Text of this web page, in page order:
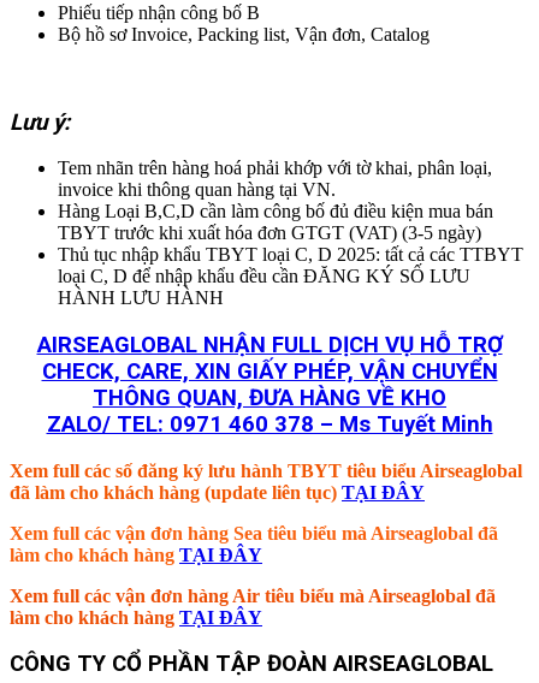
Phiếu tiếp nhận công bố B
Bộ hồ sơ Invoice, Packing list, Vận đơn, Catalog
Lưu ý:
Tem nhãn trên hàng hoá phải khớp với tờ khai, phân loại,
invoice khi thông quan hàng tại VN.
Hàng Loại B,C,D cần làm công bố đủ điều kiện mua bán
TBYT trước khi xuất hóa đơn GTGT (VAT) (3-5 ngày)
Thủ tục nhập khẩu TBYT loại C, D 2025: tất cả các TTBYT
loại C, D để nhập khẩu đều cần ĐĂNG KÝ SỐ LƯU
HÀNH LƯU HÀNH
AIRSEAGLOBAL NHẬN FULL DỊCH VỤ HỖ TRỢ
CHECK, CARE, XIN GIẤY PHÉP, VẬN CHUYỂN
THÔNG QUAN, ĐƯA HÀNG VỀ KHO
ZALO/ TEL: 0971 460 378 – Ms Tuyết Minh
Xem full các số đăng ký lưu hành TBYT tiêu biểu Airseaglobal
đã làm cho khách hàng (update liên tục) TẠI ĐÂY
Xem full các vận đơn hàng Sea tiêu biểu mà Airseaglobal đã
làm cho khách hàng TẠI ĐÂY
Xem full các vận đơn hàng Air tiêu biểu mà Airseaglobal đã
làm cho khách hàng TẠI ĐÂY
CÔNG TY CỔ PHẦN TẬP ĐOÀN AIRSEAGLOBAL